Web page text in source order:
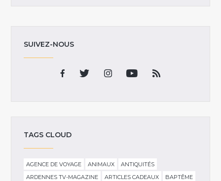
SUIVEZ-NOUS
TAGS CLOUD
AGENCE DE VOYAGE ANIMAUX
ANTIQUITÉS
ARDENNES TV-MAGAZINE
ARTICLES CADEAUX
BAPTÊME